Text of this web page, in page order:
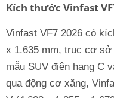
Kích thước Vinfast
Vinfast VF7 2026 có
x 1.635 mm, trục cơ sở
mẫu SUV điện hạng C
qua động cơ xăng,